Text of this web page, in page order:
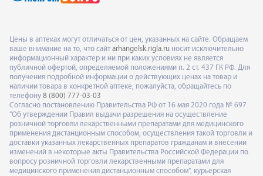
Цены в аптеках могут отличаться от цен, указанных на сайте. Обращаем
ваше внимание на то, что сайт arhangelsk.rigla.ru носит исключительно
информационный характер и ни при каких условиях не является
публичной офертой, определяемой положениями п. 2 ст. 437 ГК РФ. Для
получения подробной информации о действующих ценах на товар и
наличии товара в конкретной аптеке, пожалуйста, обращайтесь по
телефону 8 (800) 777-03-03
Согласно постановлению Правительства РФ от 16 мая 2020 года № 697
"Об утверждении Правил выдачи разрешения на осуществление
розничной торговли лекарственными препаратами для медицинского
применения дистанционным способом, осуществления такой торговли и
доставки указанных лекарственных препаратов гражданам и внесении
изменений в некоторые акты Правительства Российской Федерации по
вопросу розничной торговли лекарственными препаратами для
медицинского применения дистанционным способом", курьерская